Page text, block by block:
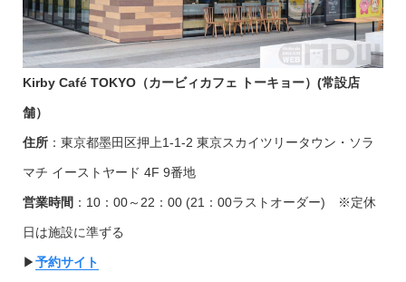
Kirby Café TOKYO（カービィカフェ トーキョー） (常設店
舗）
住所：東京都墨田区押上1-1-2 東京スカイツリータウン・ソラ
マチ イーストヤード 4F 9番地
営業時間 ：10：00～22：00 (21：00ラストオーダー) ※定休
日は施設に準ずる
▶︎予約サイト